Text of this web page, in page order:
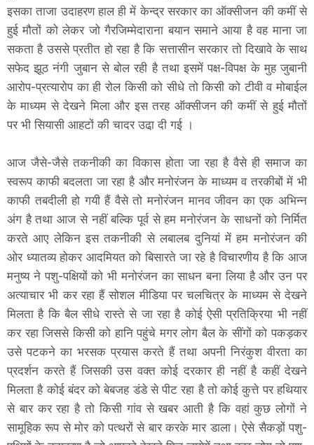
इसका ताजा उदाहरण हाल ही में केन्द्र सरकार का ऑक्सीजन की कमीं से
हुई मौतों को लेकर जो गैरजिम्मेदाराना बयान समाने आया है वह माना जा
सकता है उससे प्रतीत हो रहा है कि सत्तासीन सरकार तो दिखावे के साथ
सफेद झूठ नंगी जुबान से बोल रही है तथा इसमें पक्ष-विपक्ष के मुह जुबानी
आरोप-प्रत्यारोप का ही रोल किसी को सीधे तो किसी को टीवी व मोबाईल
के माध्यम से देखने मिला और इस तरह ऑक्सीजन की कमीं से हुई मौतों
पर भी सियासी आहटों की चादर उढा़ दी गई ।
आज जैसे-जैसे तकनीकी का विकास होता जा रहा है वैसे ही समाज का
स्वरूप काफी बदलता जा रहा है और मनोरंजन के माध्यम व तरकीबों में भी
काफी तबदीली हो गयी हैं वैसे तो मनोरंजन मानव जीवन का एक अभिन्न
अंग है तथा आज से नहीं बल्कि पूर्व से हम मनोरंजन के साधनों को निर्मित
करते आए लेकिन इस तकनीकी से लबालब दुनियां में हम मनोरंजन की
ओर ध्यातव्य होकर आदमियत को बिसारते जा रहे है विचारणीय है कि आज
मनुष्य ने पशु-पक्षियों को भी मनोरंजन का साधन बना लिया है और उन पर
अत्याचार भी कर रहा हैं सोशल मीडिया पर चलचित्र के माध्यम से देखने
मिलता है कि बैल सीधे रास्ते से जा रहा है कोई ऐसी प्रतिक्रिया भी नहीं
कर रहा जिससे किसी को हानि पहुंचे मगर लोग बैल के सींगों को पकड़कर
उसे पटकने का भरसक प्रयास करते हैं तथा अपनी निरंकुश वीरता का
प्रदर्शन करते हैं जिसकी उस वक्त कोई दरकार ही नहीं है कहीं देखने
मिलता है कोई बंदर को बेबजह डंडे से पीट रहा है तो कोई कुत्ते पर हथियार
से बार कर रहा है तो किसी गांव से खबर आती है कि वहां कुछ लोगों ने
सामूहिक रूप से मोर को पत्थरों से बार करके मार डाला। ऐसे सैकड़ों पशु-